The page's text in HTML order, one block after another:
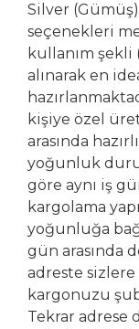
Silver
seçenekleri
kullanım
alınarak en
kişiye özel
arasında
yoğunluk
göre aynı iş
kargolama
yoğunluğa
gün arasında
adreste sizlere
kargonuzu
Tekrar adrese